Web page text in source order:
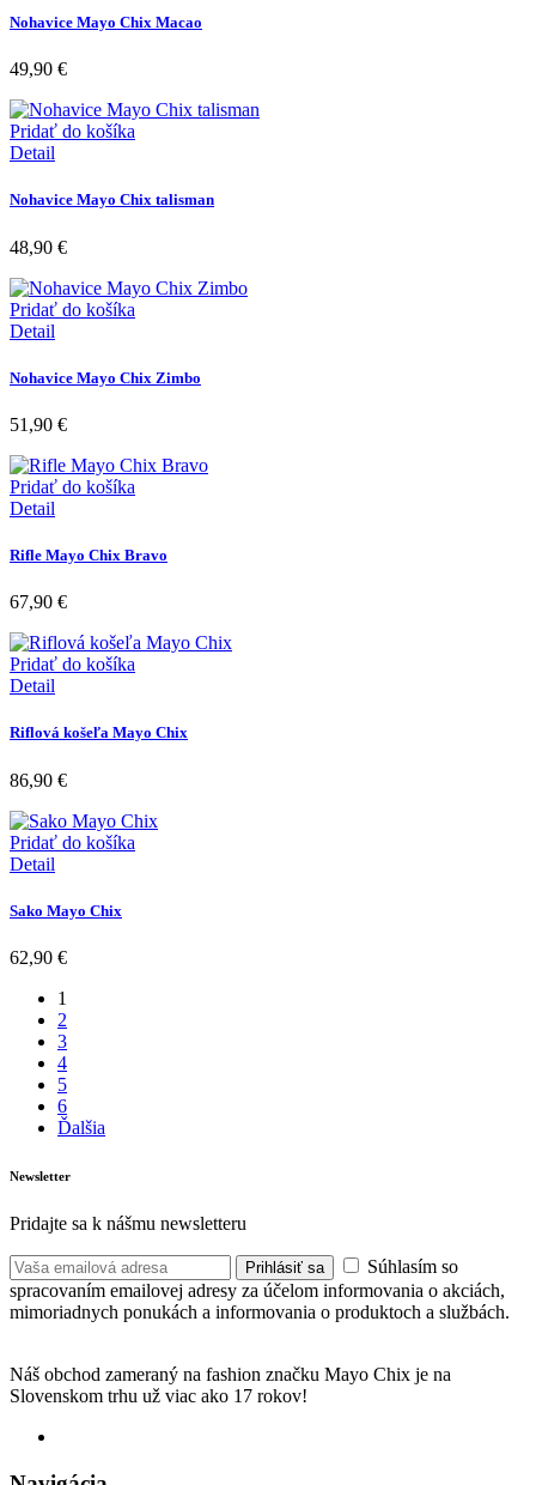
Nohavice Mayo Chix Macao
49,90 €
Pridať do košíka
Detail
Nohavice Mayo Chix talisman
48,90 €
Pridať do košíka
Detail
Nohavice Mayo Chix Zimbo
51,90 €
Pridať do košíka
Detail
Rifle Mayo Chix Bravo
67,90 €
Pridať do košíka
Detail
Riflová košeľa Mayo Chix
86,90 €
Pridať do košíka
Detail
Sako Mayo Chix
62,90 €
1
2
3
4
5
6
Ďalšia
Newsletter
Pridajte sa k nášmu newsletteru
Prihlásiť sa
Súhlasím so
spracovaním emailovej adresy za účelom informovania o akciách,
mimoriadnych ponukách a informovania o produktoch a službách.
Náš obchod zameraný na fashion značku Mayo Chix je na
Slovenskom trhu už viac ako 17 rokov!